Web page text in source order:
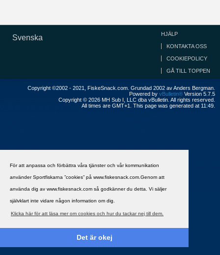
För att anpassa och förbättra våra tjänster och vår kommunikation
använder Sportfiskarna ”cookies” på www.fiskesnack.com.Genom att
använda dig av www.fiskesnack.com så godkänner du detta. Vi säljer
självklart inte vidare någon information om dig.
Klicka här för att läsa mer om cookies och hur du tackar nej till dem.
Det är okej
Svenska HJÄLP
KONTAKTA OSS
COOKIEPOLICY
GÅ TILL TOPPEN
Copyright ©2002 - 2021, FiskeSnack.com. Grundad 2002 av Anders Bergman.
Powered by vBulletin® Version 5.7.5
Copyright © 2026 MH Sub I, LLC dba vBulletin. All rights reserved.
All times are GMT+1. This page was generated at 11:49.